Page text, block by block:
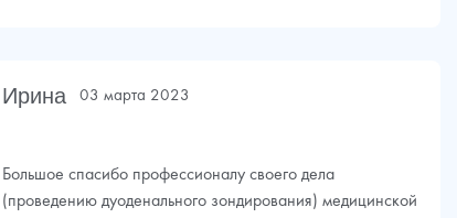
Ирина 03 марта 2023
Большое спасибо профессионалу своего дела
(проведению дуоденального зондирования) медицинской